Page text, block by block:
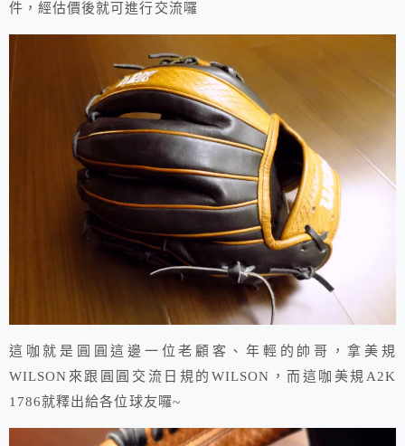
件，經估價後就可進行交流囉
這咖就是圓圓這邊一位老顧客、年輕的帥哥，拿美規
WILSON來跟圓圓交流日規的WILSON，而這咖美規A2K
1786就釋出給各位球友囉~